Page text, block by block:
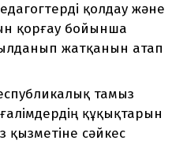
қолдау және
қорғау бойынша
жатқанын атап
тамыз
құқықтарын
қызметіне сәйкес